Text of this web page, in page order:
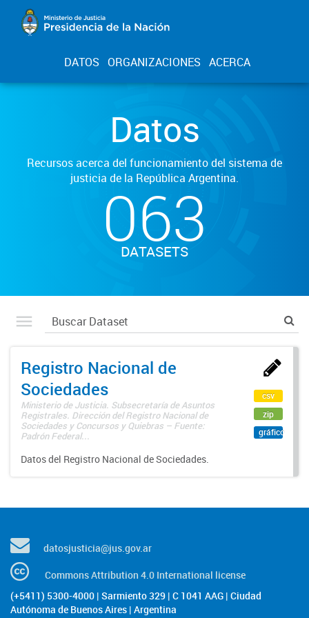
DATOS ORGANIZACIONES ACERCA
Datos
Recursos acerca del funcionamiento del sistema de
justicia de la República Argentina.
063
DATASETS
Registro Nacional de
Sociedades
Ministerio de Justicia. Subsecretaría de Asuntos
Registrales. Dirección del Registro Nacional de
Sociedades y Concursos y Quiebras – Fuente:
Padrón Federal...
Datos del Registro Nacional de Sociedades.
csv
zip
gráfico
datosjusticia@jus.gov.ar
Commons Attribution 4.0 International license
(+5411) 5300-4000 | Sarmiento 329 | C 1041 AAG | Ciudad
Autónoma de Buenos Aires | Argentina